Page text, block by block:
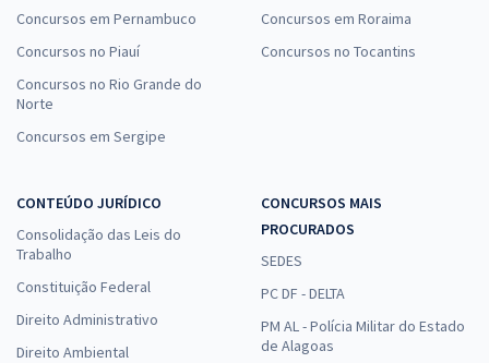
Concursos em Pernambuco
Concursos no Piauí
Concursos no Rio Grande do
Norte
Concursos em Sergipe
Concursos em Roraima
Concursos no Tocantins
CONTEÚDO JURÍDICO
Consolidação das Leis do
Trabalho
Constituição Federal
Direito Administrativo
Direito Ambiental
CONCURSOS MAIS
PROCURADOS
SEDES
PC DF - DELTA
PM AL - Polícia Militar do Estado
de Alagoas